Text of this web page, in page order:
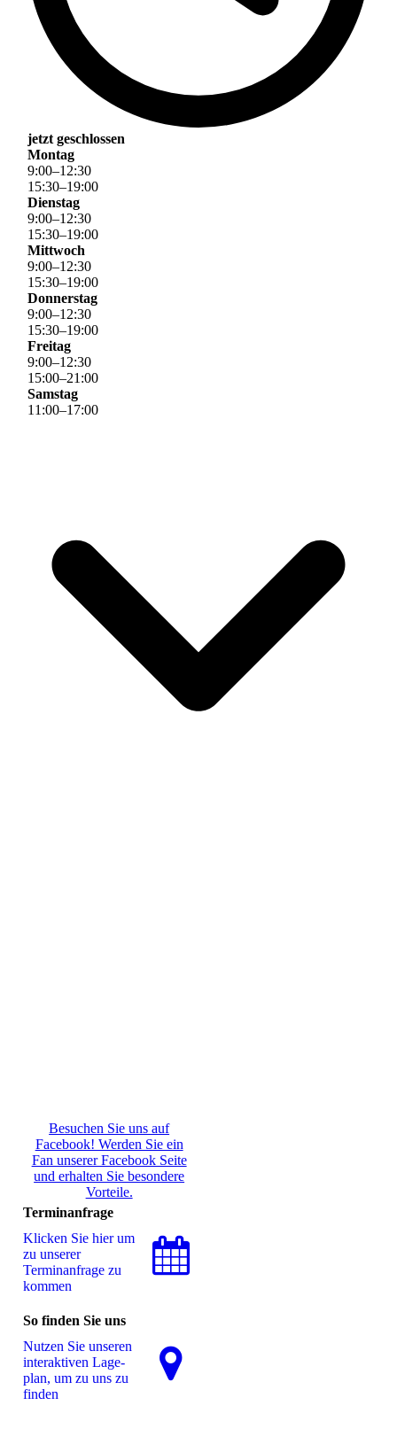
jetzt geschlossen
Montag
9:00–12:30
15:30–19:00
Dienstag
9:00–12:30
15:30–19:00
Mittwoch
9:00–12:30
15:30–19:00
Donnerstag
9:00–12:30
15:30–19:00
Freitag
9:00–12:30
15:00–21 :00
Samstag
11 :00–17:00
Besuchen Sie uns auf
Facebook! Werden Sie ein
Fan unserer Facebook Seite
und erhalten Sie besondere
Vorteile.
Terminanfrage
Klicken Sie hier um
zu unserer
Terminanfrage zu
kommen
So finden Sie uns
Nutzen Sie unseren
interaktiven La­ge­
plan, um zu uns zu
finden